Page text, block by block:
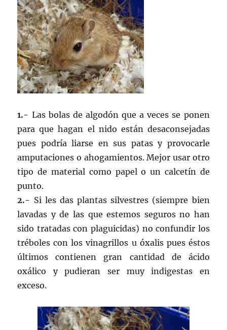
1.- Las bolas de algodón que a veces se ponen
para que hagan el nido están desaconsejadas
pues podría liarse en sus patas y provocarle
amputaciones o ahogamientos. Mejor usar otro
tipo de material como papel o un calcetín de
punto.
2.- Si les das plantas silvestres (siempre bien
lavadas y de las que estemos seguros no han
sido tratadas con plaguicidas) no confundir los
tréboles con los vinagrillos u óxalis pues éstos
últimos contienen gran cantidad de ácido
oxálico y pudieran ser muy indigestas en
exceso.